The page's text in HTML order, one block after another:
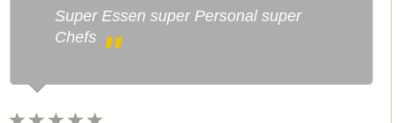
Super Essen super Personal super
Chefs